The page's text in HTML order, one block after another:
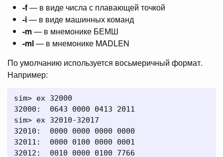
-f— в виде числа с плавающей точкой
-i— в виде машинных команд
-m— в мнемонике БЕМШ
-ml— в мнемонике MADLEN
По умолчанию используется восьмеричный формат.
Например:
sim> ex 32000
32000:  0643 0000 0413 2011
sim> ex 32010-32017
32010:  0000 0000 0000 0000
32011:  0000 0100 0000 0001
32012:  0010 0000 0100 7766